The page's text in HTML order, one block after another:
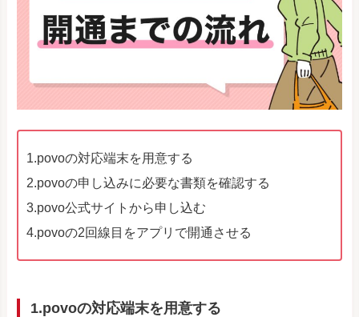
1.povoの対応端末を用意する
2.povoの申し込みに必要な書類を確認する
3.povo公式サイトから申し込む
4.povoの2回線目をアプリで開通させる
1.povoの対応端末を用意する